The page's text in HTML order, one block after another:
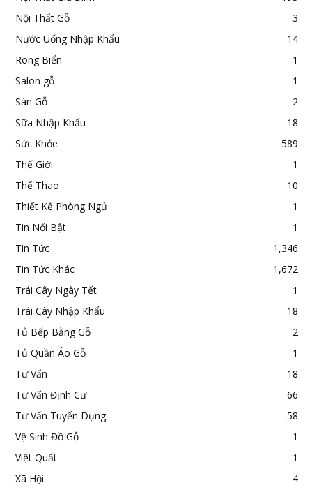
Nội Thất Gỗ
3
Nước Uống Nhập Khẩu
14
Rong Biển
1
Salon gỗ
1
Sàn Gỗ
2
Sữa Nhập Khẩu
18
Sức Khỏe
589
Thế Giới
1
Thể Thao
10
Thiết Kế Phòng Ngủ
1
Tin Nổi Bật
1
Tin Tức
1,346
Tin Tức Khác
1,672
Trái Cây Ngày Tết
1
Trái Cây Nhập Khẩu
18
Tủ Bếp Bằng Gỗ
2
Tủ Quần Áo Gỗ
1
Tư Vấn
18
Tư Vấn Định Cư
66
Tư Vấn Tuyển Dụng
58
Vệ Sinh Đồ Gỗ
1
Việt Quất
1
Xã Hội
4